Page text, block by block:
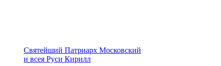
Святейший Патриарх Московский
и всея Руси Кирилл